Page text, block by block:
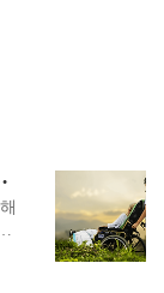
선정기준